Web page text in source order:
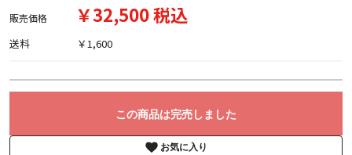
販売価格 ￥32,500 税込
送料 ￥1,600
この商品は完売しました
お気に入り